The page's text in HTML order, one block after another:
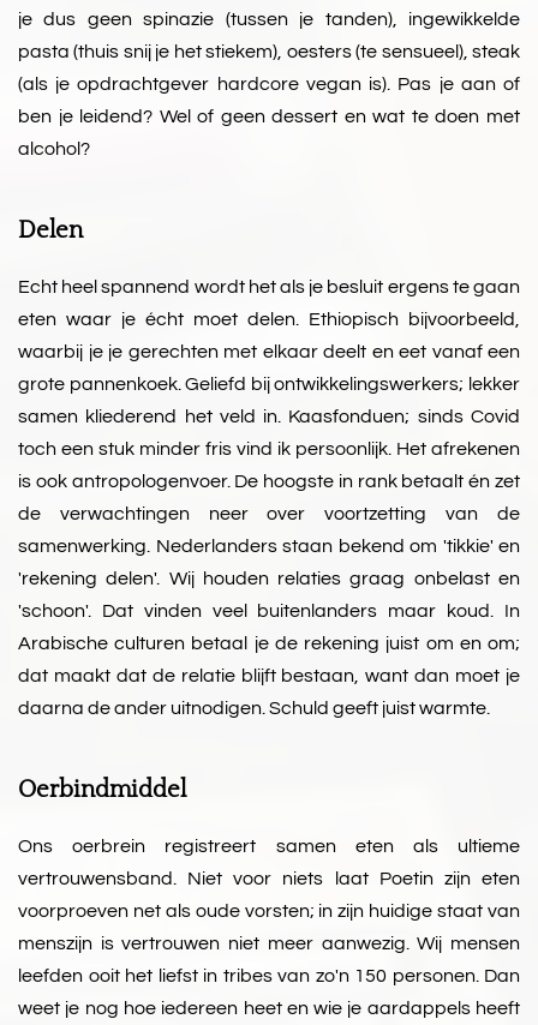
je dus geen spinazie (tussen je tanden), ingewikkelde
pasta (thuis snij je het stiekem), oesters (te sensueel), steak
(als je opdrachtgever hardcore vegan is). Pas je aan of
ben je leidend? Wel of geen dessert en wat te doen met
alcohol?
Delen
Echt heel spannend wordt het als je besluit ergens te gaan
eten waar je écht moet delen. Ethiopisch bijvoorbeeld,
waarbij je je gerechten met elkaar deelt en eet vanaf een
grote pannenkoek. Geliefd bij ontwikkelingswerkers; lekker
samen kliederend het veld in. Kaasfonduen; sinds Covid
toch een stuk minder fris vind ik persoonlijk. Het afrekenen
is ook antropologenvoer. De hoogste in rank betaalt én zet
de verwachtingen neer over voortzetting van de
samenwerking. Nederlanders staan bekend om 'tikkie' en
'rekening delen'. Wij houden relaties graag onbelast en
'schoon'. Dat vinden veel buitenlanders maar koud. In
Arabische culturen betaal je de rekening juist om en om;
dat maakt dat de relatie blijft bestaan, want dan moet je
daarna de ander uitnodigen. Schuld geeft juist warmte.
Oerbindmiddel
Ons oerbrein registreert samen eten als ultieme
vertrouwensband. Niet voor niets laat Poetin zijn eten
voorproeven net als oude vorsten; in zijn huidige staat van
menszijn is vertrouwen niet meer aanwezig. Wij mensen
leefden ooit het liefst in tribes van zo'n 150 personen. Dan
weet je nog hoe iedereen heet en wie je aardappels heeft